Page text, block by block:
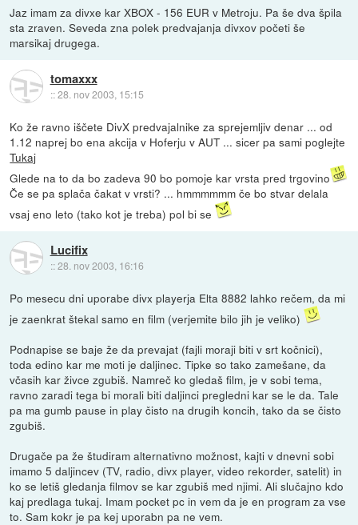
Jaz imam za divxe kar XBOX - 156 EUR v Metroju. Pa še dva špila
sta zraven. Seveda zna polek predvajanja divxov početi še
marsikaj drugega.
tomaxxx
::28. nov 2003, 15:15
Ko že ravno iščete DivX predvajalnike za sprejemljiv denar ... od
1.12 naprej bo ena akcija v Hoferju v AUT ... sicer pa sami poglejte
Tukaj
Glede na to da bo zadeva 90 bo pomoje kar vrsta pred trgovino
Če se pa splača čakat v vrsti? ... hmmmmmm če bo stvar delala
vsaj eno leto (tako kot je treba) pol bi se
Lucifix
::28. nov 2003, 16:16
Po mesecu dni uporabe divx playerja Elta 8882 lahko rečem, da mi
je zaenkrat štekal samo en film (verjemite bilo jih je veliko)
Podnapise se baje že da prevajat (fajli moraji biti v srt kočnici),
toda edino kar me moti je daljinec. Tipke so tako zamešane, da
včasih kar živce zgubiš. Namreč ko gledaš film, je v sobi tema,
ravno zaradi tega bi morali biti daljinci pregledni kar se le da. Tale
pa ma gumb pause in play čisto na drugih koncih, tako da se čisto
zgubiš.
Drugače pa že študiram alternativno možnost, kajti v dnevni sobi
imamo 5 daljincev (TV, radio, divx player, video rekorder, satelit) in
ko se letiš gledanja filmov se kar zgubiš med njimi. Ali slučajno kdo
kaj predlaga tukaj. Imam pocket pc in vem da je en program za vse
to. Sam kokr je pa kej uporabn pa ne vem.